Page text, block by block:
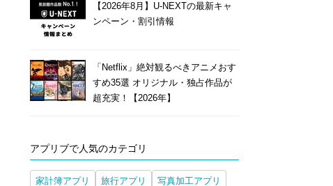
【2026年8月】U-NEXTの最新キャ
ンペーン・割引情報
「Netflix」絶対観るべきアニメおす
すめ35選 オリジナル・独占作品が
超充実！【2026年】
アプリブで人気のカテゴリ
家計簿アプリ 旅行アプリ 写真加工アプリ